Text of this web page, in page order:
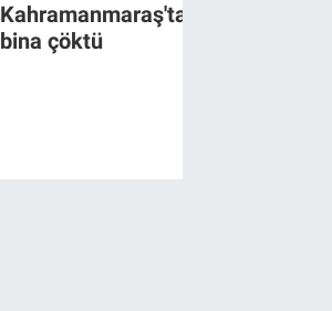
Kahramanmaraş'ta
bina çöktü